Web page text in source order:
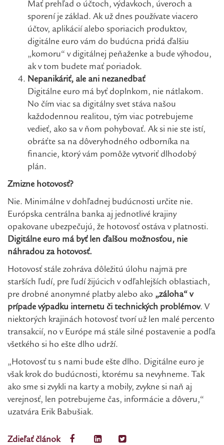
Mať prehľad o účtoch, výdavkoch, úveroch a
sporení je základ. Ak už dnes používate viacero
účtov, aplikácií alebo sporiacich produktov,
digitálne euro vám do budúcna pridá ďalšiu
„komoru“ v digitálnej peňaženke a bude výhodou,
ak v tom budete mať poriadok.
Nepanikáriť, ale ani nezanedbať
Digitálne euro má byť doplnkom, nie nátlakom.
No čím viac sa digitálny svet stáva našou
každodennou realitou, tým viac potrebujeme
vedieť, ako sa v ňom pohybovať. Ak si nie ste istí,
obráťte sa na dôveryhodného odborníka na
financie, ktorý vám pomôže vytvoriť dlhodobý
plán.
Zmizne hotovosť?
Nie. Minimálne v dohľadnej budúcnosti určite nie.
Európska centrálna banka aj jednotlivé krajiny
opakovane ubezpečujú, že hotovosť ostáva v platnosti.
Digitálne euro má byť len ďalšou možnosťou, nie
náhradou za hotovosť.
Hotovosť stále zohráva dôležitú úlohu najmä pre
starších ľudí, pre ľudí žijúcich v odľahlejších oblastiach,
pre drobné anonymné platby alebo ako „záloha“ v
prípade výpadku internetu či technických problémov. V
niektorých krajinách hotovosť tvorí už len malé percento
transakcií, no v Európe má stále silné postavenie a podľa
všetkého si ho ešte dlho udrží.
„Hotovosť tu s nami bude ešte dlho. Digitálne euro je
však krok do budúcnosti, ktorému sa nevyhneme. Tak
ako sme si zvykli na karty a mobily, zvykne si naň aj
verejnosť, len potrebujeme čas, informácie a dôveru,“
uzatvára Erik Babušiak.
Zdieľať článok